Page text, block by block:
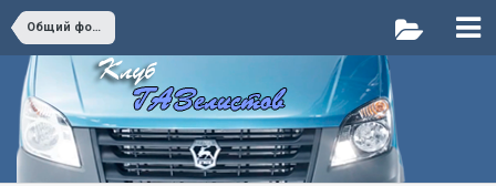
Общий форум